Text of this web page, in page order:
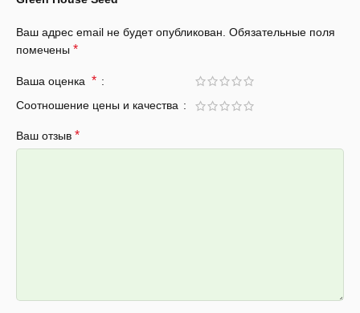
Ваш адрес email не будет опубликован. Обязательные поля
помечены *
Ваша оценка *
Соотношение цены и качества
Ваш отзыв *